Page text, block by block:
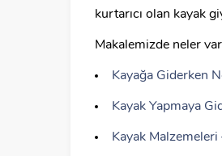
kurtarıcı olan kayak
Makalemizde neler var
Kayağa Giderken
Kayak Yapmaya
Kayak